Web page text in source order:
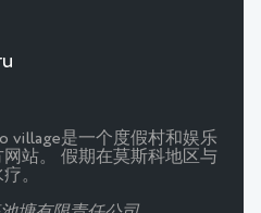
village是一个度假村和娱乐
站。 假期在莫斯科地区与
。